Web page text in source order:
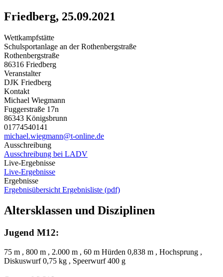
Friedberg, 25.09.2021
Wettkampfstätte
Schulsportanlage an der Rothenbergstraße
Rothenbergstraße
86316 Friedberg
Veranstalter
DJK Friedberg
Kontakt
Michael Wiegmann
Fuggerstraße 17n
86343 Königsbrunn
01774540141
michael.wiegmann@t-online.de
Ausschreibung
Ausschreibung bei LADV
Live-Ergebnisse
Live-Ergebnisse
Ergebnisse
Ergebnisübersicht Ergebnisliste (pdf)
Altersklassen und Disziplinen
Jugend M12:
75 m , 800 m , 2.000 m , 60 m Hürden 0,838 m , Hochsprung ,
Diskuswurf 0,75 kg , Speerwurf 400 g